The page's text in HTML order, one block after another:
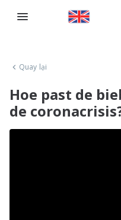
Quay lại
Hoe past de
de